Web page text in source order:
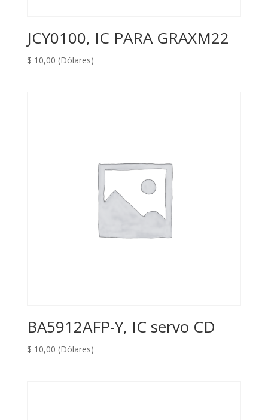
JCY0100, IC PARA GRAXM22
$ 10,00 (Dólares)
BA5912AFP-Y, IC servo CD
$ 10,00 (Dólares)